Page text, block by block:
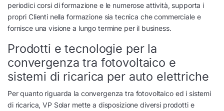
periodici corsi di formazione e le numerose attività, supporta i
propri Clienti nella formazione sia tecnica che commerciale e
fornisce una visione a lungo termine per il business.
Prodotti e tecnologie per la
convergenza tra fotovoltaico e
sistemi di ricarica per auto elettriche
Per quanto riguarda la convergenza tra fotovoltaico ed i sistemi
di ricarica, VP Solar mette a disposizione diversi prodotti e